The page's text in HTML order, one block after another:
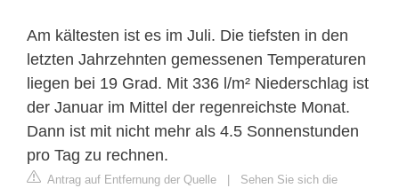
Am kältesten ist es im Juli. Die tiefsten in den
letzten Jahrzehnten gemessenen Temperaturen
liegen bei 19 Grad. Mit 336 l/m² Niederschlag ist
der Januar im Mittel der regenreichste Monat.
Dann ist mit nicht mehr als 4.5 Sonnenstunden
pro Tag zu rechnen.
Antrag auf Entfernung der Quelle
Sehen Sie sich die